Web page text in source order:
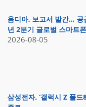
옴디아, 보고서 발간… 공
년 2분기 글로벌 스마트
2026-08-05
삼성전자, ‘갤럭시 Z 폴드